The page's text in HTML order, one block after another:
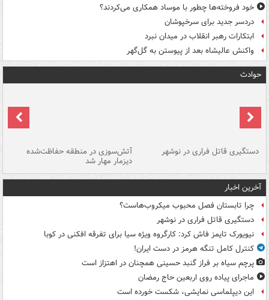
خود فروخته‌ها چطور با موساد همکاری می‌کردند؟
دردسر جدید برای سرخپوشان
ابتکارات رهبر انقلاب در میدان نبرد
واکنش عالیشاه بعد از پیوستن به گل‌گهر
حوادث
دستگیری قاتل فراری در نوشهر آتش‌سوزی در منطقه حفاظت‌شده
دیزمار مهار شد
آخرین اخبار
چرا تابستان فصل محبوب میکروب‌هاست؟
دستگیری قاتل فراری در نوشهر
نیویورک تایمز فاش کرد: کارگروه ویژه سیا برای تفرقه افکنی در کوبا
کنترل کامل تنگه هرمز در دست ایران!
پرچم سیاه بر فراز گنبد حسینی همچنان در اهتزاز است
ماجرای پیاده روی اربعین حاج رمضان
این دیپلماسی نمایشی، شکست خورده است